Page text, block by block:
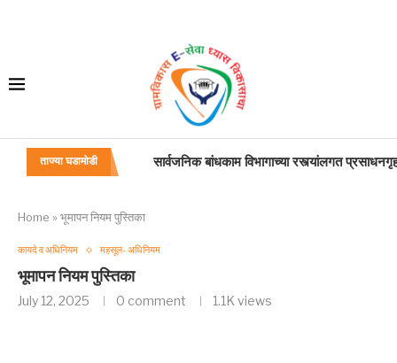
ताज्या घडामोडी
सार्वजनिक बांधकाम विभागाच्या रस्त्यांलगत
Home » भूमापन नियम पुस्तिका
कायदे व अधिनियम महसूल- अधिनियम
भूमापन नियम पुस्तिका
July 12, 2025 0 comment 1.1K views